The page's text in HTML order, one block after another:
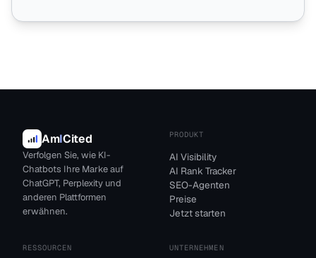
AmICited
Verfolgen Sie, wie KI-
Chatbots Ihre Marke auf
ChatGPT, Perplexity und
anderen Plattformen
erwähnen.
PRODUKT
AI Visibility
AI Rank Tracker
SEO-Agenten
Preise
Jetzt starten
RESSOURCEN UNTERNEHMEN